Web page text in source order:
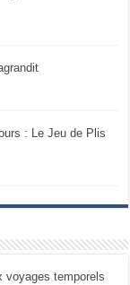
: Le Jeu de Plis
voyages temporels